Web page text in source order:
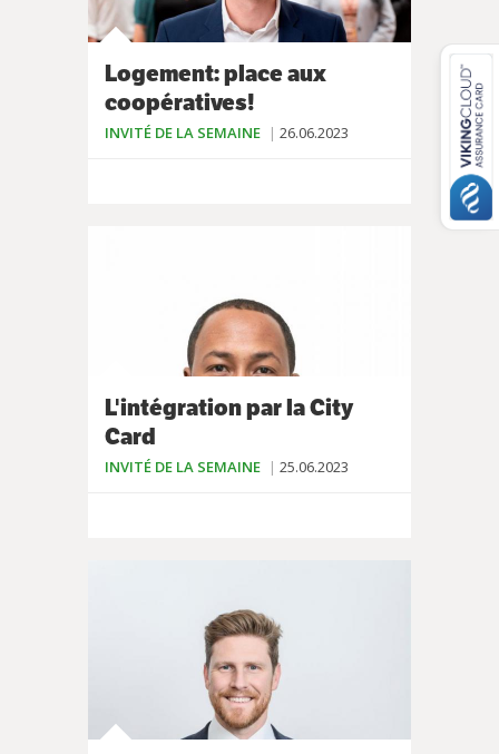
Logement: place aux
coopératives!
INVITÉ DE LA SEMAINE 26.06.2023
L'intégration par la City
Card
INVITÉ DE LA SEMAINE 25.06.2023